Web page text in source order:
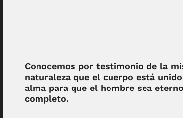
Conocemos por testimonio de la
naturaleza que el cuerpo está
alma para que el hombre sea
completo.